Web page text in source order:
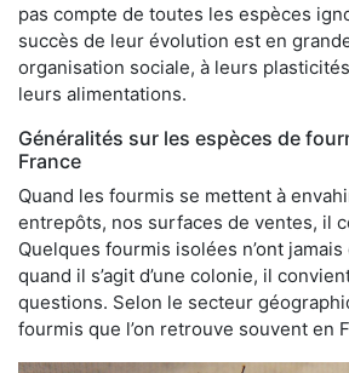
pas compte de toutes les espèces
succès de leur évolution est en
organisation sociale, à leurs
leurs alimentations.
Généralités sur les espèces de
France
Quand les fourmis se mettent à
entrepôts, nos surfaces de ventes, il
Quelques fourmis isolées n’ont
quand il s’agit d’une colonie, il
questions. Selon le secteur
fourmis que l’on retrouve souvent en